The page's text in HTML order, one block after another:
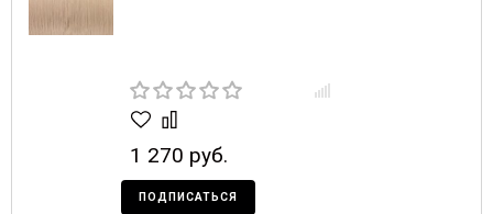
1 270 руб.
ПОДПИСАТЬСЯ